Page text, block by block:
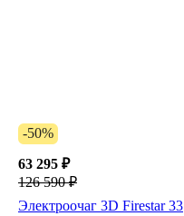
-50%
63 295 ₽
126 590 ₽
Электроочаг 3D Firestar 33